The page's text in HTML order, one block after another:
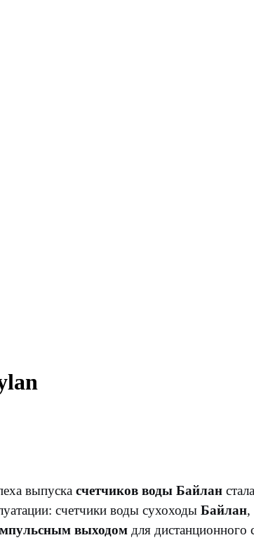
выпуска счетчиков воды Байлан
счетчики воды сухоходы Байлан,
выходом для дистанционного